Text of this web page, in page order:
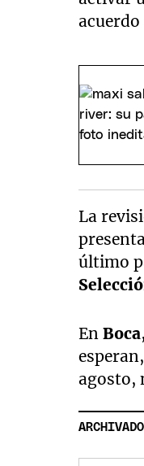
La
último
EnBoca
agosto,